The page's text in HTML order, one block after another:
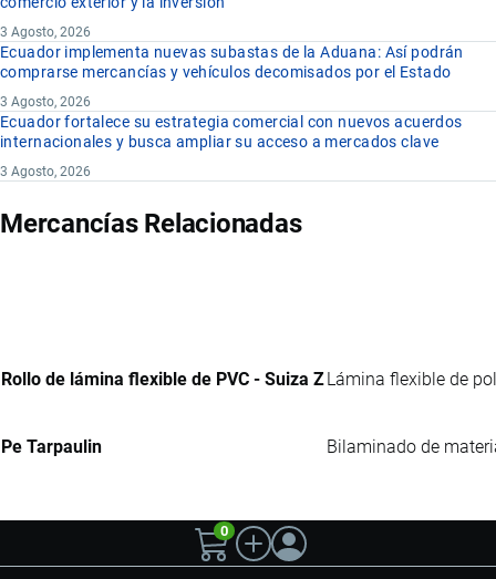
3 Agosto, 2026
Ecuador implementa nuevas subastas de la Aduana: Así podrán
comprarse mercancías y vehículos decomisados por el Estado
3 Agosto, 2026
Ecuador fortalece su estrategia comercial con nuevos acuerdos
internacionales y busca ampliar su acceso a mercados clave
3 Agosto, 2026
Mercancías Relacionadas
Rollo de lámina flexible de PVC - Suiza Z Lámina flexible de
Pe Tarpaulin Bilaminado de
0